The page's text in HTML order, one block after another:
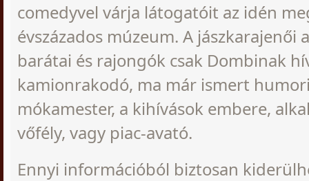
comedyvel várja látogatóit az idén
évszázados múzeum. A jászkarajenői
barátai és rajongók csak Dombinak
kamionrakodó, ma már ismert
mókamester, a kihívások embere,
vőfély, vagy piac-avató.
Ennyi információból biztosan